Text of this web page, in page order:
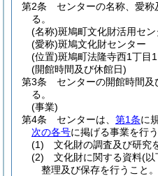
第2条
センターの名称、愛
る。
(名称)斑鳩町文化財活用セン
(愛称)斑鳩文化財センター
(位置)斑鳩町法隆寺西1丁目
(開館時間及び休館日)
第3条
センターの開館時間
る。
(事業)
第4条
センターは、 第1条に
次の各号に掲げる事業を行う
(1)
文化財の調査及び研究
(2)
文化財に関する資料(以
整理及び保存を行うこと。